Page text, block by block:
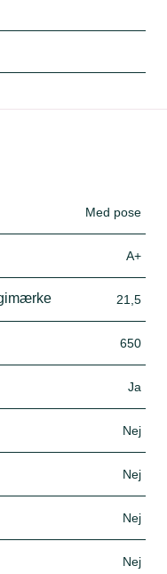
Med pose
A+
21,5
650
Ja
Nej
Nej
Nej
Nej